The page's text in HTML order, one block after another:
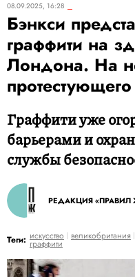
08.09.2025, 16:28
Бэнкси
граффити на
Лондона. На
протестующего
Граффити уже
барьерами и
службы
РЕДАКЦИЯ
Теги: искусство великобритания
граффити